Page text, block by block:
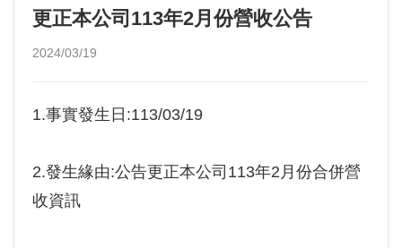
更正本公司113年2月份營收公告
2024/03/19
1.事實發生日:113/03/19
2.發生緣由:公告更正本公司113年2月份合併營
收資訊